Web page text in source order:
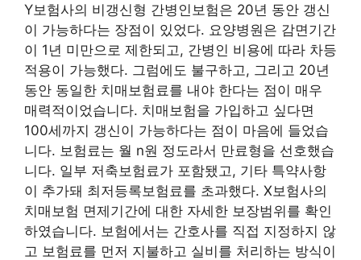
Y보험사의 비갱신형 간병인보험은 20년 동안 갱신
이 가능하다는 장점이 있었다. 요양병원은 감면기간
이 1년 미만으로 제한되고, 간병인 비용에 따라 차등
적용이 가능했다. 그럼에도 불구하고, 그리고 20년
동안 동일한 치매보험료를 내야 한다는 점이 매우
매력적이었습니다. 치매보험을 가입하고 싶다면
100세까지 갱신이 가능하다는 점이 마음에 들었습
니다. 보험료는 월 n원 정도라서 만료형을 선호했습
니다. 일부 저축보험료가 포함됐고, 기타 특약사항
이 추가돼 최저등록보험료를 초과했다. X보험사의
치매보험 면제기간에 대한 자세한 보장범위를 확인
하였습니다. 보험에서는 간호사를 직접 지정하지 않
고 보험료를 먼저 지불하고 실비를 처리하는 방식이